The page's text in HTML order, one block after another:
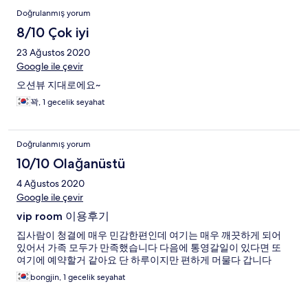
Doğrulanmış yorum
8/10 Çok iyi
23 Ağustos 2020
Google ile çevir
오션뷰 지대로에요~
꽉, 1 gecelik seyahat
Doğrulanmış yorum
10/10 Olağanüstü
4 Ağustos 2020
Google ile çevir
vip room 이용후기
집사람이 청결에 매우 민감한편인데 여기는 매우 깨끗하게 되어
있어서 가족 모두가 만족했습니다 다음에 통영갈일이 있다면 또
여기에 예약할거 같아요 단 하루이지만 편하게 머물다 갑니다
bongjin, 1 gecelik seyahat